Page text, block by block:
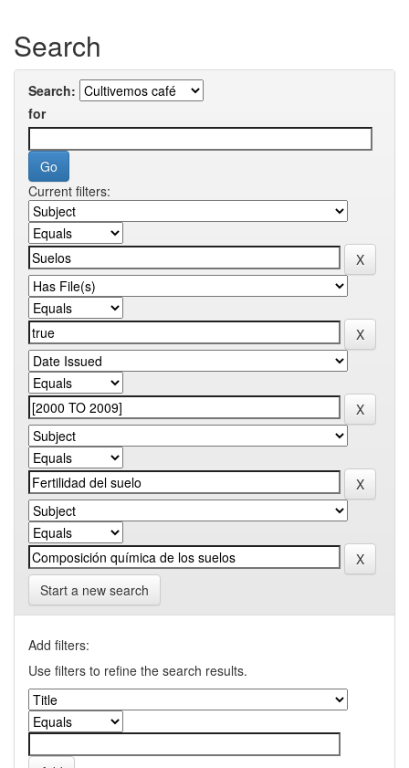
Search
Search:
for
Current filters:
Start a new search
Add filters:
Use filters to refine the search results.